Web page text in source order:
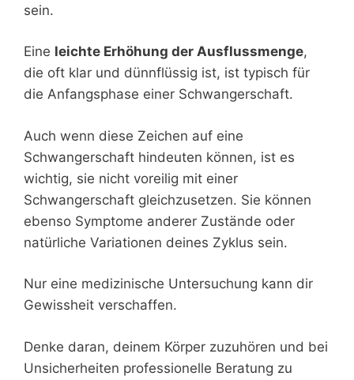
sein.
Eine leichte Erhöhung der Ausflussmenge,
die oft klar und dünnflüssig ist, ist typisch für
die Anfangsphase einer Schwangerschaft.
Auch wenn diese Zeichen auf eine
Schwangerschaft hindeuten können, ist es
wichtig, sie nicht voreilig mit einer
Schwangerschaft gleichzusetzen. Sie können
ebenso Symptome anderer Zustände oder
natürliche Variationen deines Zyklus sein.
Nur eine medizinische Untersuchung kann dir
Gewissheit verschaffen.
Denke daran, deinem Körper zuzuhören und bei
Unsicherheiten professionelle Beratung zu